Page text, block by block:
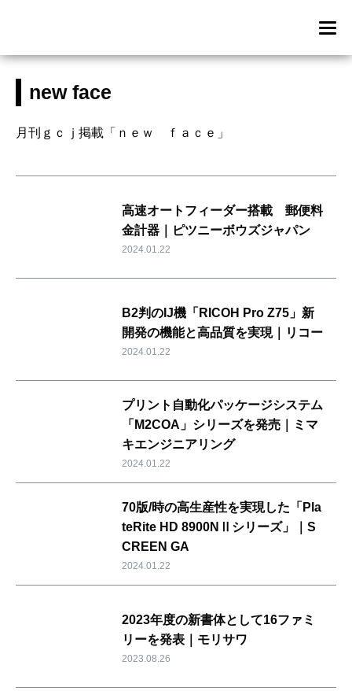
new face
月刊ｇｃｊ掲載「ｎｅｗ ｆａｃｅ」
高速オートフィーダー搭載 郵便料
金計器｜ピツニーボウズジャパン
2024.01.22
B2判のIJ機「RICOH Pro Z75」新
開発の機能と高品質を実現｜リコー
2024.01.22
プリント自動化パッケージシステム
「M2COA」シリーズを発売｜ミマ
キエンジニアリング
2024.01.22
70版/時の高生産性を実現した「Pla
teRite HD 8900NⅡシリーズ」｜S
CREEN GA
2024.01.22
2023年度の新書体として16ファミ
リーを発表｜モリサワ
2023.08.26